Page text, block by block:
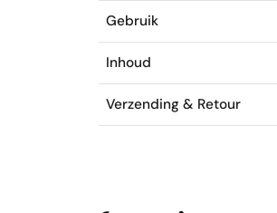
Gebruik
Inhoud
Verzending & Retour